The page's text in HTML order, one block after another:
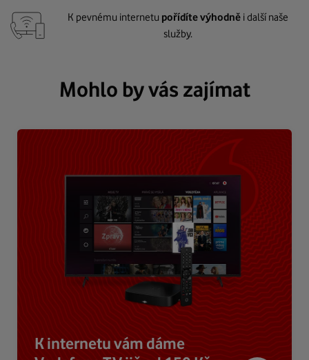
K pevnému internetu pořídíte výhodně i další naše
služby.
Mohlo by vás zajímat
K internetu vám dáme